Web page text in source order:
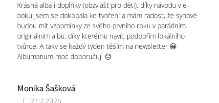
Krásná alba i doplňky (obzvlášť pro děti), díky návodu v e-
boku jsem se dokopala ke tvoření a mám radost, že synové
budou mít vzpomínky ze svého prvního roku v parádním
originálním albu, díky kterému navíc podpořím lokálního
tvůrce. A taky se každý týden těším na newsletter 😀
Albumarium moc doporučuji 🙃
Monika Šašková
|
21.2.2026